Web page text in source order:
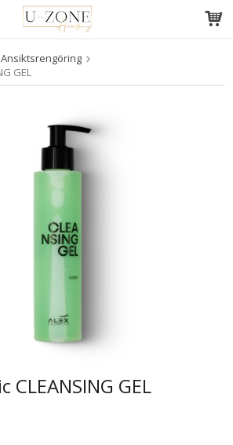
har blivit tillagd i varukorgen
Ansiktsrengöring
GEL
CLEANSING GEL